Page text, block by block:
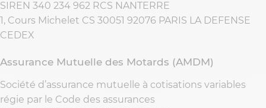
SIREN 340 234 962 RCS NANTERRE
1, Cours Michelet CS 30051 92076 PARIS LA DEFENSE
CEDEX
Assurance Mutuelle des Motards (AMDM)
Société d’assurance mutuelle à cotisations variables
régie par le Code des assurances